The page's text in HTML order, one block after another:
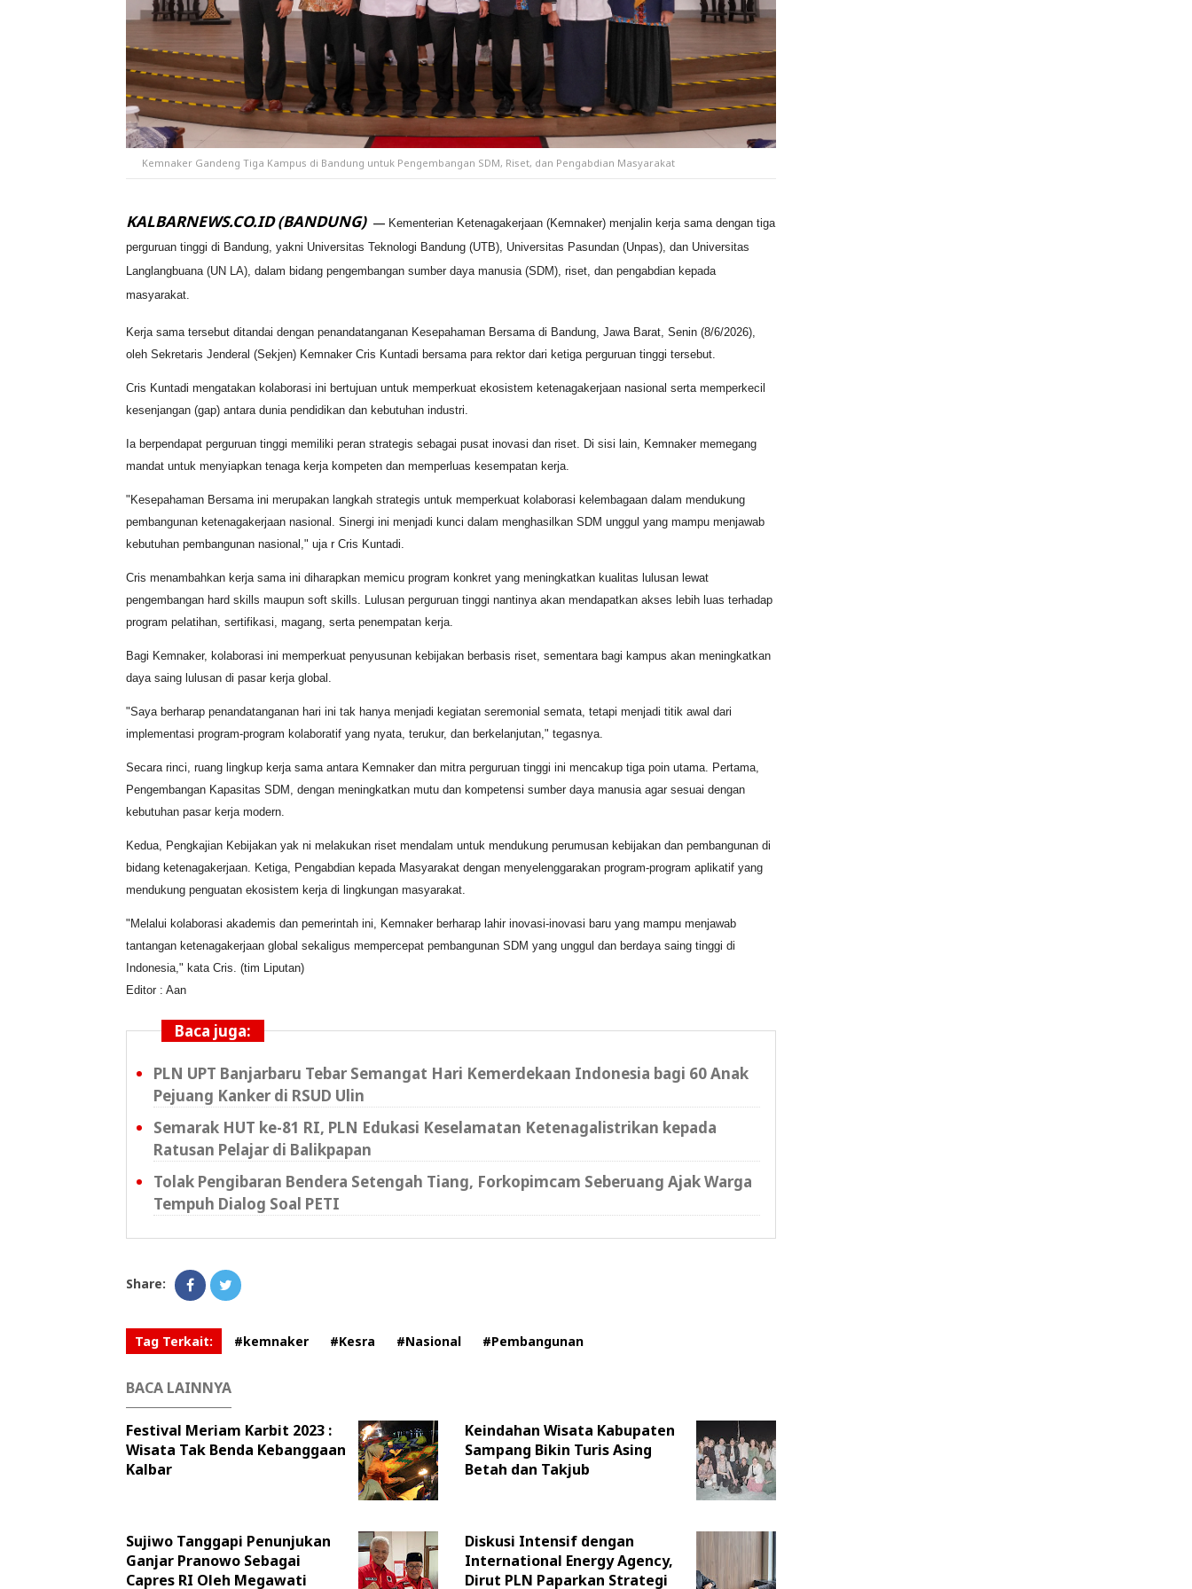
Kemnaker Gandeng Tiga Kampus di Bandung untuk Pengembangan SDM, Riset, dan Pengabdian Masyarakat
KALBARNEWS.CO.ID (BANDUNG) — Kementerian Ketenagakerjaan (Kemnaker) menjalin kerja sama dengan tiga
perguruan tinggi di Bandung, yakni Universitas Teknologi Bandung (UTB), Universitas Pasundan (Unpas), dan Universitas
Langlangbuana (UN LA), dalam bidang pengembangan sumber daya manusia (SDM), riset, dan pengabdian kepada
masyarakat.
Kerja sama tersebut ditandai dengan penandatanganan Kesepahaman Bersama di Bandung, Jawa Barat, Senin (8/6/2026),
oleh Sekretaris Jenderal (Sekjen) Kemnaker Cris Kuntadi bersama para rektor dari ketiga perguruan tinggi tersebut.
Cris Kuntadi mengatakan kolaborasi ini bertujuan untuk memperkuat ekosistem ketenagakerjaan nasional serta memperkecil
kesenjangan (gap) antara dunia pendidikan dan kebutuhan industri.
Ia berpendapat perguruan tinggi memiliki peran strategis sebagai pusat inovasi dan riset. Di sisi lain, Kemnaker memegang
mandat untuk menyiapkan tenaga kerja kompeten dan memperluas kesempatan kerja.
"Kesepahaman Bersama ini merupakan langkah strategis untuk memperkuat kolaborasi kelembagaan dalam mendukung
pembangunan ketenagakerjaan nasional. Sinergi ini menjadi kunci dalam menghasilkan SDM unggul yang mampu menjawab
kebutuhan pembangunan nasional," uja r Cris Kuntadi.
Cris menambahkan kerja sama ini diharapkan memicu program konkret yang meningkatkan kualitas lulusan lewat
pengembangan hard skills maupun soft skills. Lulusan perguruan tinggi nantinya akan mendapatkan akses lebih luas terhadap
program pelatihan, sertifikasi, magang, serta penempatan kerja.
Bagi Kemnaker, kolaborasi ini memperkuat penyusunan kebijakan berbasis riset, sementara bagi kampus akan meningkatkan
daya saing lulusan di pasar kerja global.
"Saya berharap penandatanganan hari ini tak hanya menjadi kegiatan seremonial semata, tetapi menjadi titik awal dari
implementasi program-program kolaboratif yang nyata, terukur, dan berkelanjutan," tegasnya.
Secara rinci, ruang lingkup kerja sama antara Kemnaker dan mitra perguruan tinggi ini mencakup tiga poin utama. Pertama,
Pengembangan Kapasitas SDM, dengan meningkatkan mutu dan kompetensi sumber daya manusia agar sesuai dengan
kebutuhan pasar kerja modern.
Kedua, Pengkajian Kebijakan yak ni melakukan riset mendalam untuk mendukung perumusan kebijakan dan pembangunan di
bidang ketenagakerjaan. Ketiga, Pengabdian kepada Masyarakat dengan menyelenggarakan program-program aplikatif yang
mendukung penguatan ekosistem kerja di lingkungan masyarakat.
"Melalui kolaborasi akademis dan pemerintah ini, Kemnaker berharap lahir inovasi-inovasi baru yang mampu menjawab
tantangan ketenagakerjaan global sekaligus mempercepat pembangunan SDM yang unggul dan berdaya saing tinggi di
Indonesia," kata Cris. (tim Liputan)
Editor : Aan
Baca juga:
PLN UPT Banjarbaru Tebar Semangat Hari Kemerdekaan Indonesia bagi 60 Anak
Pejuang Kanker di RSUD Ulin
Semarak HUT ke-81 RI, PLN Edukasi Keselamatan Ketenagalistrikan kepada
Ratusan Pelajar di Balikpapan
Tolak Pengibaran Bendera Setengah Tiang, Forkopimcam Seberuang Ajak Warga
Tempuh Dialog Soal PETI
Share:
Tag Terkait: #kemnaker #Kesra #Nasional #Pembangunan
BACA LAINNYA
Festival Meriam Karbit 2023 :
Wisata Tak Benda Kebanggaan
Kalbar
Keindahan Wisata Kabupaten
Sampang Bikin Turis Asing
Betah dan Takjub
Sujiwo Tanggapi Penunjukan
Ganjar Pranowo Sebagai
Capres RI Oleh Megawati
Diskusi Intensif dengan
International Energy Agency,
Dirut PLN Paparkan Strategi